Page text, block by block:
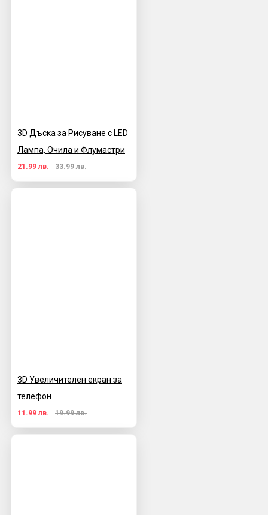
3D Дъска за Рисуване с LED
Лампа, Очила и Флумастри
21.99 лв. 33.99 лв.
3D Увеличителен екран за
телефон
11.99 лв. 19.99 лв.